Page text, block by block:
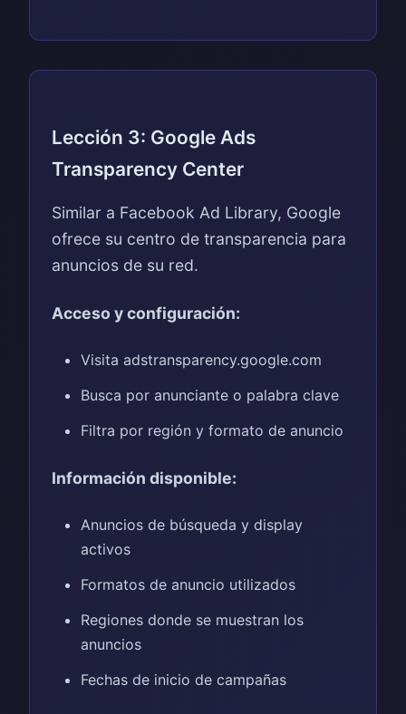
Lección 3: Google Ads
Transparency Center
Similar a Facebook Ad Library, Google
ofrece su centro de transparencia para
anuncios de su red.
Acceso y configuración:
Visita adstransparency.google.com
Busca por anunciante o palabra clave
Filtra por región y formato de anuncio
Información disponible:
Anuncios de búsqueda y display
activos
Formatos de anuncio utilizados
Regiones donde se muestran los
anuncios
Fechas de inicio de campañas